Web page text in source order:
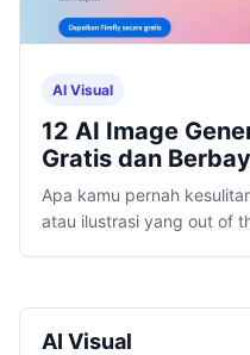
AI Visual
12 AI Image
Gratis dan
Apa kamu pernah
atau ilustrasi yang out of
AI Visual